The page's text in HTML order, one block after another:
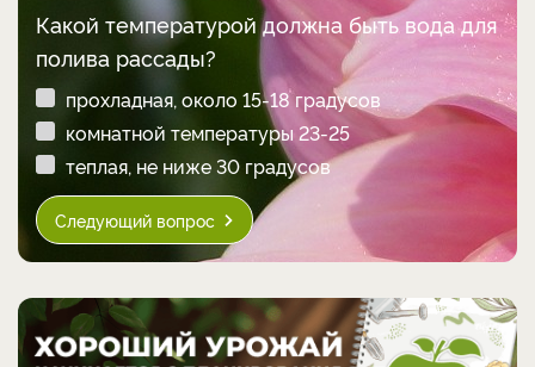
Какой температурой должна быть вода для
полива рассады?
прохладная, около 15-18 градусов
комнатной температуры 23-25
теплая, не ниже 30 градусов
Следующий вопрос